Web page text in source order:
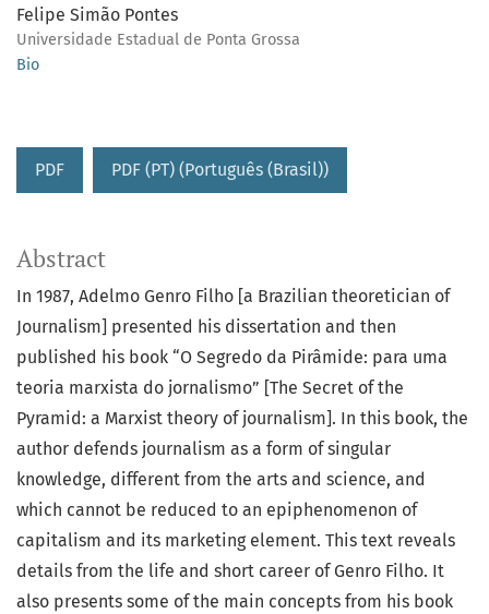
Felipe Simão Pontes
Universidade Estadual de Ponta Grossa
Bio
PDF PDF (PT) (Português (Brasil))
Abstract
In 1987, Adelmo Genro Filho [a Brazilian theoretician of
Journalism] presented his dissertation and then
published his book “O Segredo da Pirâmide: para uma
teoria marxista do jornalismo” [The Secret of the
Pyramid: a Marxist theory of journalism]. In this book, the
author defends journalism as a form of singular
knowledge, different from the arts and science, and
which cannot be reduced to an epiphenomenon of
capitalism and its marketing element. This text reveals
details from the life and short career of Genro Filho. It
also presents some of the main concepts from his book